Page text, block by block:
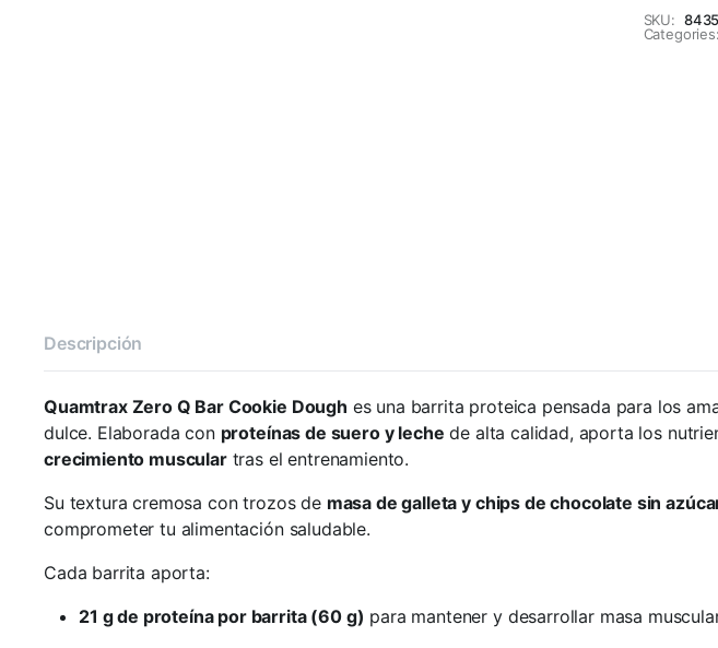
SKU:
Categories:
Descripción
Quamtrax Zero Q Bar Cookie Dough es una barrita proteica pensada para los
dulce. Elaborada con proteínas de suero y leche de alta calidad, aporta los
crecimiento musculartras el entrenamiento.
Su textura cremosa con trozos de masa de galleta y chips de chocolate sin
comprometer tu alimentación saludable.
Cada barrita aporta:
21 g de proteína por barrita (60 g) para mantener y desarrollar masa